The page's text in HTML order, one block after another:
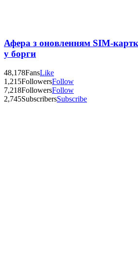
Афера з оновленням SIM-
у борги
48,178FansLike
1,215FollowersFollow
7,218FollowersFollow
2,745SubscribersSubscribe